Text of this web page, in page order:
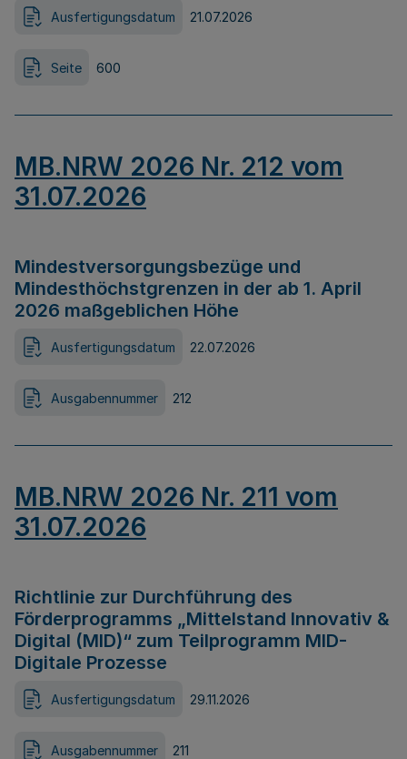
Ausfertigungsdatum 21.07.2026
Seite 600
MB.NRW 2026 Nr. 212 vom
31.07.2026
Mindestversorgungsbezüge und
Mindesthöchstgrenzen in der ab 1. April
2026 maßgeblichen Höhe
Ausfertigungsdatum 22.07.2026
Ausgabennummer 212
MB.NRW 2026 Nr. 211 vom
31.07.2026
Richtlinie zur Durchführung des
Förderprogramms „Mittelstand Innovativ &
Digital (MID)“ zum Teilprogramm MID-
Digitale Prozesse
Ausfertigungsdatum 29.11.2026
Ausgabennummer 211